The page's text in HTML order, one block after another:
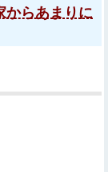
からあまりに